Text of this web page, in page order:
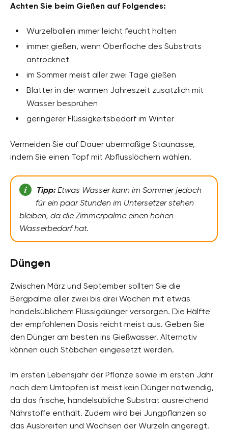
Achten Sie beim Gießen auf Folgendes:
Wurzelballen immer leicht feucht halten
immer gießen, wenn Oberfläche des Substrats
antrocknet
im Sommer meist aller zwei Tage gießen
Blätter in der warmen Jahreszeit zusätzlich mit
Wasser besprühen
geringerer Flüssigkeitsbedarf im Winter
Vermeiden Sie auf Dauer übermäßige Staunässe,
indem Sie einen Topf mit Abflusslöchern wählen.
Tipp: Etwas Wasser kann im Sommer jedoch
für ein paar Stunden im Untersetzer stehen
bleiben, da die Zimmerpalme einen hohen
Wasserbedarf hat.
Düngen
Zwischen März und September sollten Sie die
Bergpalme aller zwei bis drei Wochen mit etwas
handelsüblichem Flüssigdünger versorgen. Die Hälfte
der empfohlenen Dosis reicht meist aus. Geben Sie
den Dünger am besten ins Gießwasser. Alternativ
können auch Stäbchen eingesetzt werden.
Im ersten Lebensjahr der Pflanze sowie im ersten Jahr
nach dem Umtopfen ist meist kein Dünger notwendig,
da das frische, handelsübliche Substrat ausreichend
Nährstoffe enthält. Zudem wird bei Jungpflanzen so
das Ausbreiten und Wachsen der Wurzeln angeregt.